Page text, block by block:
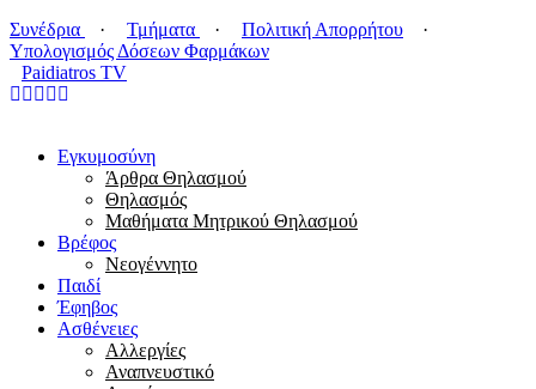
Συνέδρια
· Τμήματα · Πολιτική Απορρήτου
·
Υπολογισμός Δόσεων Φαρμάκων
Paidiatros TV
Εγκυμοσύνη
Άρθρα Θηλασμού
Θηλασμός
Μαθήματα Μητρικού Θηλασμού
Βρέφος
Νεογέννητο
Παιδί
Έφηβος
Ασθένειες
Αλλεργίες
Αναπνευστικό